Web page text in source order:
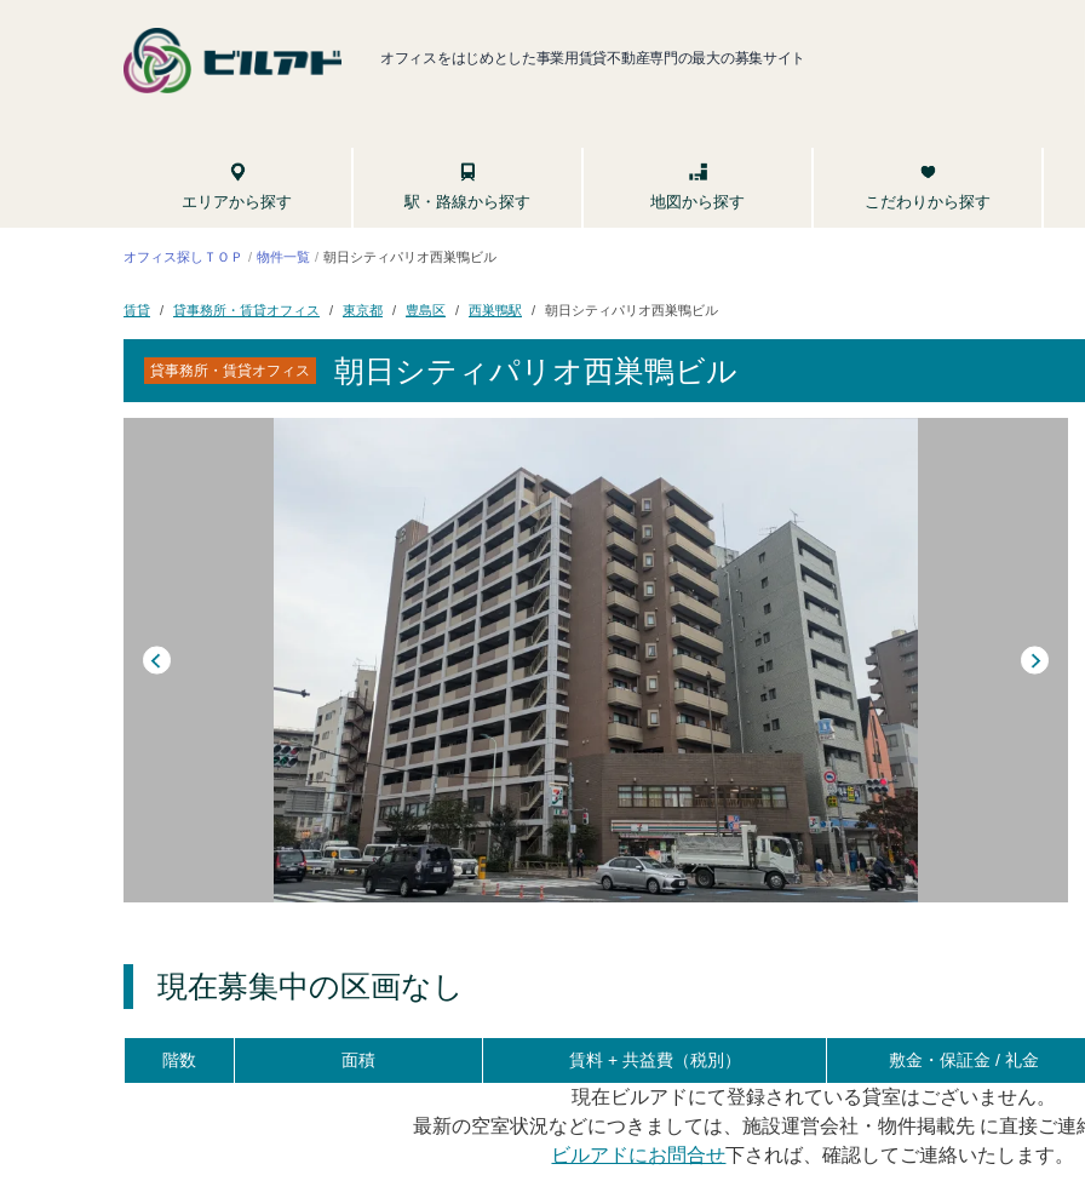
オフィスをはじめとした事業用賃貸不動産専門の最大の募集サイト
エリアから探す 駅・路線から探す 地図から探す こだわりから探す
オフィス探しＴＯＰ 物件一覧 朝日シティパリオ西巣鴨ビル
賃貸 貸事務所・賃貸オフィス 東京都 豊島区 西巣鴨駅 朝日シティパリオ西巣鴨ビル
貸事務所・賃貸オフィス 朝日シティパリオ西巣鴨ビル
現在募集中の区画なし
階数 面積 賃料 +共益費（税別） 敷金・保証金 / 礼金
現在ビルアドにて登録されている貸室はございません。
最新の空室状況などにつきましては、施設運営会社・物件掲載先 に直接ご連
ビルアドにお問合せ下されば、確認してご連絡いたします。